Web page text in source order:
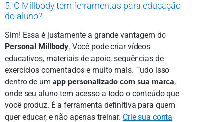
5. O Millbody tem ferramentas para educação
do aluno?
Sim! Essa é justamente a grande vantagem do
Personal Millbody. Você pode criar vídeos
educativos, materiais de apoio, sequências de
exercícios comentados e muito mais. Tudo isso
dentro de um app personalizado com sua marca,
onde seu aluno tem acesso a todo o conteúdo que
você produz. É a ferramenta definitiva para quem
quer educar, e não apenas treinar. Crie sua conta